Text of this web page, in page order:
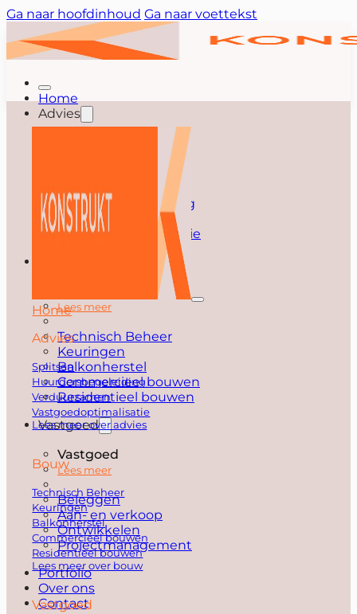
Ga naar hoofdinhoud Ga naar voettekst
Home
Advies
Splitsen
Huurdersbegeleiding
Verduurzamen
Vastgoedoptimalisatie
Lees meer
Technisch Beheer
Keuringen
Balkonherstel
Commercieel bouwen
Residentieel bouwen
Vastgoed
Vastgoed
Lees meer
Beleggen
Aan- en verkoop
Ontwikkelen
Projectmanagement
Portfolio
Over ons
Contact
Home
Advies
Splitsen
Huurdersbegeleiding
Verduurzamen
Vastgoedoptimalisatie
Lees meer over advies
Bouw
Technisch Beheer
Keuringen
Balkonherstel
Commercieel bouwen
Residentieel bouwen
Lees meer over bouw
Vastgoed